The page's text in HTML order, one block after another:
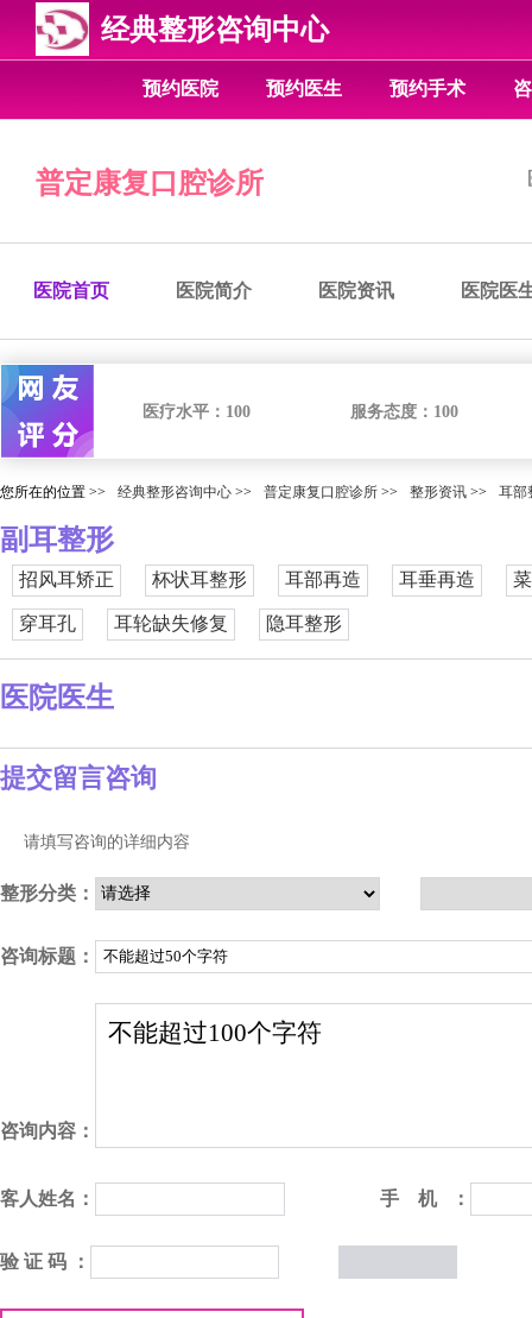
经典整形咨询中心
预约医院 预约医生 预约手术
普定康复口腔诊所
医院首页 医院简介 医院资讯 医院医
医疗水平： 100 服务态度： 100
您所在的位置 >> 经典整形咨询中心 >> 普定康复口腔诊所 >> 整形资讯 >> 耳部
副耳整形
招风耳矫正 杯状耳整形 耳部再造 耳垂再造
穿耳孔 耳轮缺失修复 隐耳整形
医院医生
提交留言咨询
请填写咨询的详细内容
整形分类：
咨询标题：
咨询内容：
客人姓名： 手 机 ：
验 证 码 ：